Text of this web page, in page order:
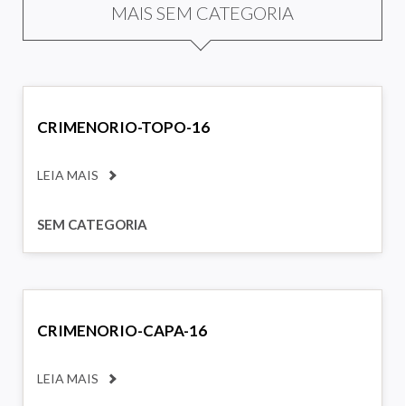
MAIS SEM CATEGORIA
CRIMENORIO-TOPO-16
LEIA MAIS
SEM CATEGORIA
CRIMENORIO-CAPA-16
LEIA MAIS